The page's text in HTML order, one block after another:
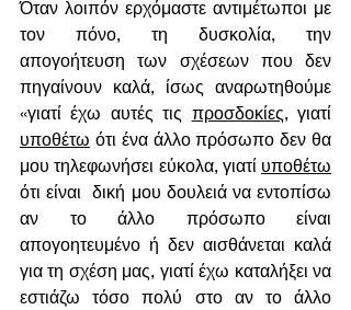
Όταν λοιπόν ερχόμαστε αντιμέτωποι με
τον πόνο, τη δυσκολία, την
απογοήτευση των σχέσεων που δεν
πηγαίνουν καλά, ίσως αναρωτηθούμε
«γιατί έχω αυτές τις προσδοκίες
υποθέτω ότι ένα άλλο πρόσωπο δεν θα
μου τηλεφωνήσει εύκολα, γιατί υποθέτω
ότι είναι  δική μου δουλειά να εντοπίσω
αν το άλλο πρόσωπο είναι
απογοητευμένο ή δεν αισθάνεται καλά
για τη σχέση μας, γιατί έχω καταλήξει να
εστιάζω τόσο πολύ στο αν το άλλο